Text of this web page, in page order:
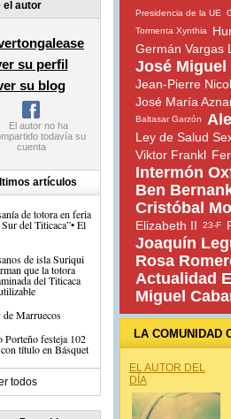
el autor
su perfil
su blog
artículos
de totora en feria
del Titicaca”• El
de isla Suriqui
que la totora
del Titicaca
de Marruecos
Porteño festeja 102
título en Básquet
todos
Presidencia de la UE
Tormenta Xynthia
Germán Vargas
José
Jean-Pierre
José María
Baltasar Garzón
Ley de Salud
Viktor Frankl
Intermón
Ben
Cristóbal
Elizabeth II 23-F
Joaquín
Rosa
Actualidad
Miguel
LA COMUNIDAD
EL AUTOR DEL
DÍA